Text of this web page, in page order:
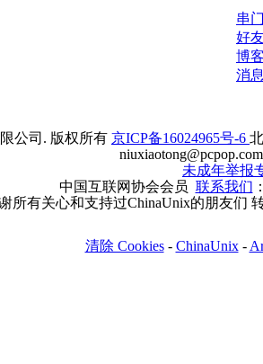
串门
好
博客
消息
公司. 版权所有 京ICP备16024965号-6
未成年举报
中国互联网协会会员 联系我们
所有关心和支持过ChinaUnix的朋友们
清除 Cookies- ChinaUnix-